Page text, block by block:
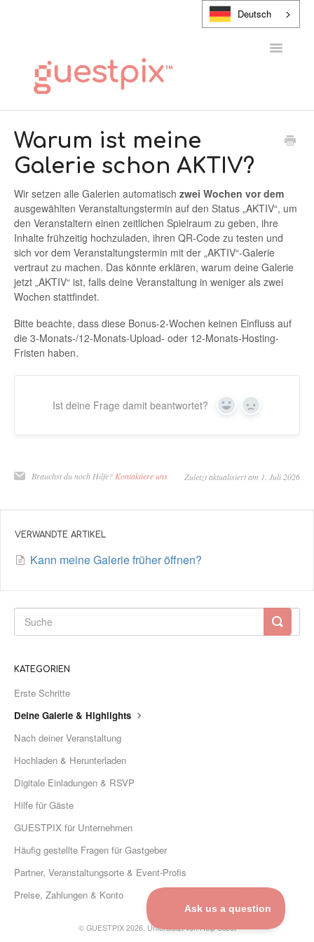
Deutsch
KONTAKT
Warum ist meine
Galerie schon AKTIV?
Wir setzen alle Galerien automatisch zwei Wochen vor dem
ausgewählten Veranstaltungstermin auf den Status „AKTIV“, um
den Veranstaltern einen zeitlichen Spielraum zu geben, ihre
Inhalte frühzeitig hochzuladen, ihren QR-Code zu testen und
sich vor dem Veranstaltungstermin mit der „AKTIV“-Galerie
vertraut zu machen. Das könnte erklären, warum deine Galerie
jetzt „AKTIV“ ist, falls deine Veranstaltung in weniger als zwei
Wochen stattfindet.
Bitte beachte, dass diese Bonus-2-Wochen keinen Einfluss auf
die 3-Monats-/12-Monats-Upload- oder 12-Monats-Hosting-
Fristen haben.
Ist deine Frage damit beantwortet? Ja Nein
Brauchst du noch Hilfe?Kontaktiere uns Zuletzt aktualisiert am 1. Juli 2026
VERWANDTE ARTIKEL
Kann meine Galerie früher öffnen?
KATEGORIEN
Erste Schritte
Deine Galerie & Highlights
Nach deiner Veranstaltung
Hochladen & Herunterladen
Digitale Einladungen & RSVP
Hilfe für Gäste
GUESTPIX für Unternehmen
Häufig gestellte Fragen für Gastgeber
Partner, Veranstaltungsorte & Event-Profis
Preise, Zahlungen & Konto
©GUESTPIX 2026. Unterstützt vonHelp Scout